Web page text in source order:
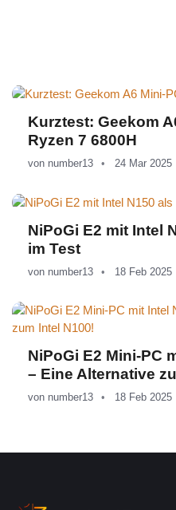
Kurztest: Geekom
Ryzen 7 6800H
von number13 24 Mar 2025
NiPoGi E2 mit Intel
im Test
von number13 18 Feb 2025
NiPoGi E2 Mini-PC
– Eine Alternative
von number13 18 Feb 2025